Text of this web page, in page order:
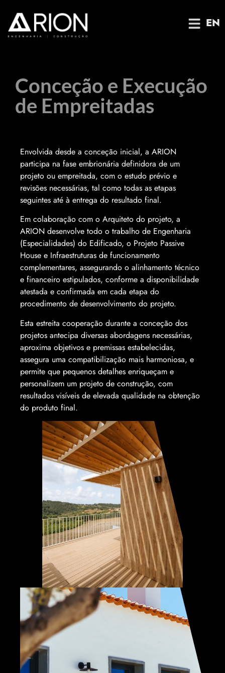
EN
Conceção e Execução
de Empreitadas
Envolvida desde a conceção inicial, a ARION
participa na fase embrionária definidora de um
projeto ou empreitada, com o estudo prévio e
revisões necessárias, tal como todas as etapas
seguintes até à entrega do resultado final.
Em colaboração com o Arquiteto do projeto, a
ARION desenvolve todo o trabalho de Engenharia
(Especialidades) do Edificado, o Projeto Passive
House e Infraestruturas de funcionamento
complementares, assegurando o alinhamento técnico
e financeiro estipulados, conforme a disponibilidade
atestada e confirmada em cada etapa do
procedimento de desenvolvimento do projeto.
Esta estreita cooperação durante a conceção dos
projetos antecipa diversas abordagens necessárias,
aproxima objetivos e premissas estabelecidas,
assegura uma compatibilização mais harmoniosa, e
permite que pequenos detalhes enriqueçam e
personalizem um projeto de construção, com
resultados visíveis de elevada qualidade na obtenção
do produto final.